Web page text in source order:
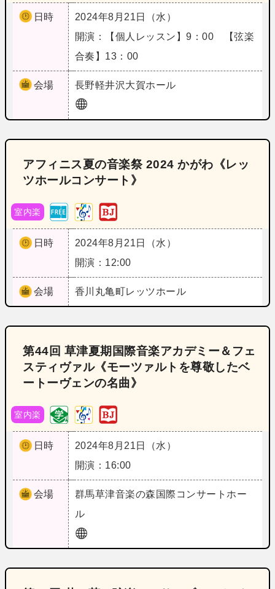
日時
2024年8月21日（水）
開演：【個人レッスン】9：00 【弦楽
合奏】13：00
会場 長野軽井沢大賀ホール
アフィニス夏の音楽祭 2024 かがわ《レッ
ツホールコンサート》
室内楽
日時
2024年8月21日（水）
開演：12:00
会場 香川 丸亀町レッツホール
第44回 草津夏期国際音楽アカデミー＆フェ
スティヴァル《モーツァルトを尊敬したベ
ートーヴェンの名曲》
室内楽
日時
2024年8月21日（水）
開演：16:00
会場 群馬草津音楽の森国際コンサートホー
ル